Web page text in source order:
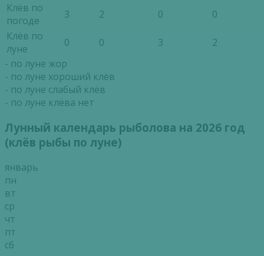
Клёв по
погоде
3 2 0
0
Клёв по
луне
0 0 3
2
- по луне жор
- по луне хороший клёв
- по луне слабый клёв
- по луне клёва нет
Лунный календарь рыболова на 2026 год
(клёв рыбы по луне)
январь
пн
вт
ср
чт
пт
сб